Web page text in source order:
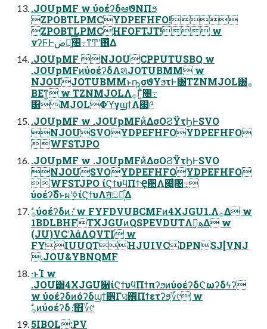
.JOUpMF w ύοέʔδఆٛϑΝΠϧ
ZPOBTLPMCYDPEFHFO!
ZPOBTLPMCHFOFTJT! w
νʔϜͰڞ༗͍ͨ͠৔߹ͳͲʹ࢖͑Δ
.JOUpMF NJOUCPPUTUSBQ w
.JOUpMFͷύοέʔδΛશͯJOTUBMM w
NJOUJOTUBMMͱҧ͍σϑΥϧτͰ͸TZNMJOL͸࡞
ΒΕͳ͍ w TZNMJOLΛ࡞Γ͍ͨ৔߹
͸MJOLΦϓγϣϯΛ෇༩
.JOUpMF w .JOUpMFͷ͋ΔσΟϨΫτϦͰSVO
NJOUSVOYDPEFHFOYDPEFHFO
WFSTJPO
.JOUpMF w .JOUpMFͷ͋ΔσΟϨΫτϦͰSVO
NJOUSVOYDPEFHFOYDPEFHFO
WFSTJPO ίϚϯυϥΠϯҾ਺Λ෇͚͍ͨ৔߹
ύοέʔδ໊ͱผʹ࣮ߦίϚϯυΛॻ͘ඞཁ͕͋Δ
1BDLBHFTXJGUͷQSPEVDUTΛهࡌ͢Δ w
(JU)VCʹλάΛQVTI w
FYIUUQTHJUIVCDPNSJ[VNJ
.JOU&YBNQMF
·ͱΊ w
.JOU͸4XJGU੡ίϚϯυϥΠϯπʔϧͷύοέʔδϚωʔδϟʔ
w ύοέʔδͷόʔδϣϯ੾Γସ͑΍Πϯετʔϧ͕؆୯ w
ࣗ࡞ͷύοέʔδެ։΋؆୯
5IBOL:PV